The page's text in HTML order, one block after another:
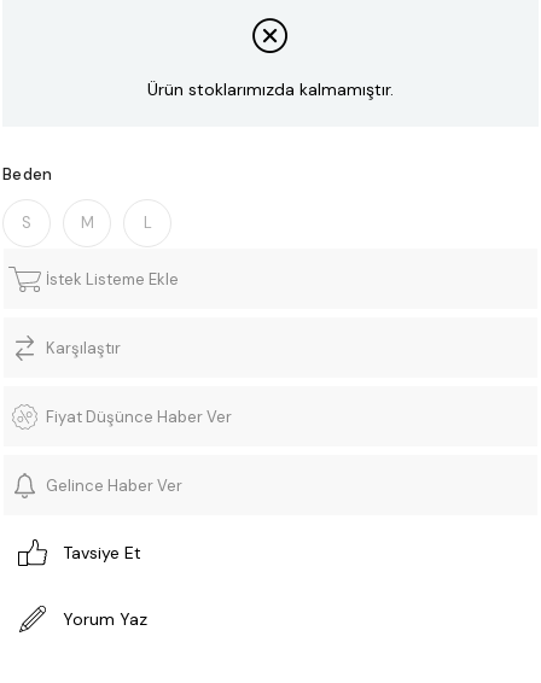
Ürün stoklarımızda kalmamıştır.
Beden
S M L
İstek Listeme Ekle
Karşılaştır
Fiyat Düşünce Haber Ver
Gelince Haber Ver
Tavsiye Et
Yorum Yaz